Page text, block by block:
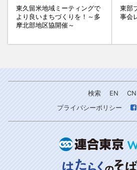
東久留米地域ミーティングで
より良いまちづくりを！～多
摩北部地区協開催～
東部
事会
検索 EN
CN
プライバシーポリシー